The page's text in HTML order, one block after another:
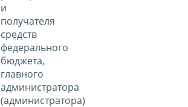
и
получателя
средств
федерального
бюджета,
главного
администратора
(администратора)